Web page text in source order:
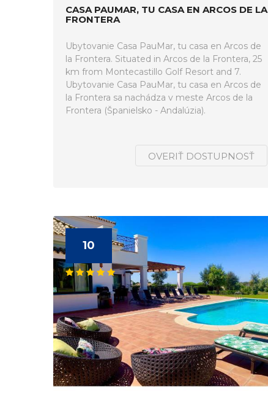
CASA PAUMAR, TU CASA EN ARCOS DE LA
FRONTERA
Ubytovanie Casa PauMar, tu casa en Arcos de
la Frontera. Situated in Arcos de la Frontera, 25
km from Montecastillo Golf Resort and 7.
Ubytovanie Casa PauMar, tu casa en Arcos de
la Frontera sa nachádza v meste Arcos de la
Frontera (Španielsko - Andalúzia).
OVERIŤ DOSTUPNOSŤ
10